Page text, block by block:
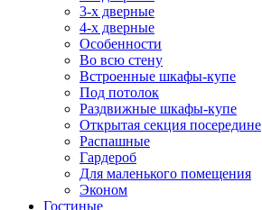
3-х дверные
4-х дверные
Особенности
Во всю стену
Встроенные шкафы-купе
Под потолок
Раздвижные шкафы-купе
Открытая секция посередине
Распашные
Гардероб
Для маленького помещения
Эконом
Гостиные